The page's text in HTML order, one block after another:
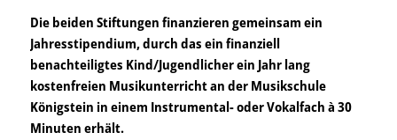
Die beiden Stiftungen finanzieren gemeinsam ein
Jahresstipendium, durch das ein finanziell
benachteiligtes Kind/Jugendlicher ein Jahr lang
kostenfreien Musikunterricht an der Musikschule
Königstein in einem Instrumental- oder Vokalfach à 30
Minuten erhält.